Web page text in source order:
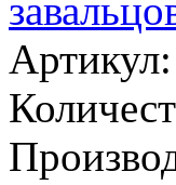
Артикул: